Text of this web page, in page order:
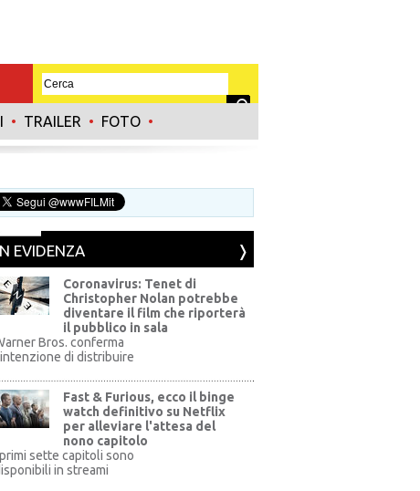
• TRAILER • FOTO •
EVIDENZA
Coronavirus: Tenet di
Christopher Nolan potrebbe
diventare il film che riporterà
il pubblico in sala
Bros. conferma
di distribuire
Fast & Furious, ecco il binge
watch definitivo su Netflix
per alleviare l'attesa del
nono capitolo
sette capitoli sono
in streami